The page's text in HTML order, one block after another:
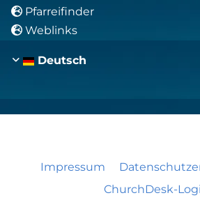
 Pfarreifinder
 Weblinks
Deutsch
Impressum
ChurchDesk-